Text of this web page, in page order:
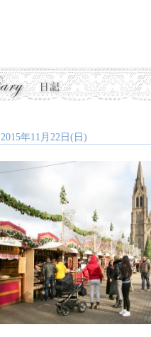
2015年11月22日(日)